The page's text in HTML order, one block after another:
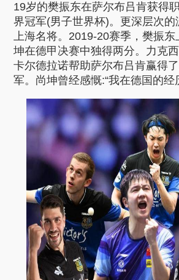
19岁的樊振东在萨尔布吕肯获得
界冠军(男子世界杯)。更深层次的
上海名将。2019-20赛季，樊振东
坤在德甲决赛中独得两分。力克西
卡尔德拉诺帮助萨尔布吕肯赢得
军。尚坤曾经感慨:“我在德国的经